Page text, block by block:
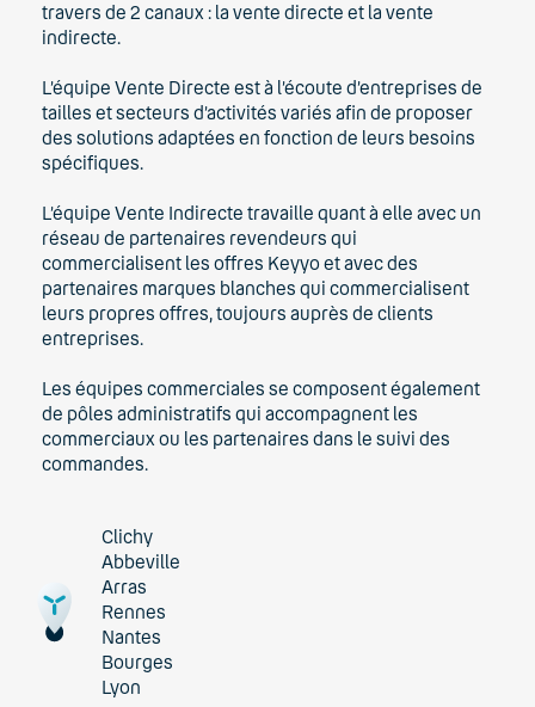
travers de 2 canaux : la vente directe et la vente
indirecte.
L’équipe Vente Directe est à l’écoute d’entreprises de
tailles et secteurs d’activités variés afin de proposer
des solutions adaptées en fonction de leurs besoins
spécifiques.
L’équipe Vente Indirecte travaille quant à elle avec un
réseau de partenaires revendeurs qui
commercialisent les offres Keyyo et avec des
partenaires marques blanches qui commercialisent
leurs propres offres, toujours auprès de clients
entreprises.
Les équipes commerciales se composent également
de pôles administratifs qui accompagnent les
commerciaux ou les partenaires dans le suivi des
commandes.
Clichy
Abbeville
Arras
Rennes
Nantes
Bourges
Lyon